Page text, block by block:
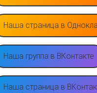
Наша страница в
Наша группа в ВКонтакте
Наша страница в